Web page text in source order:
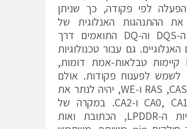
לפי פקודה, כך שניתן
ההתנהגות האנלוגית של
אותות ה-DQS וה-DQ התואמים דרך
האנלוגיים. גם עבור טכנולוגיות
LPDDR קיימות טבלאות-אמת דומות,
לשמש לפענוח פקודות. אולם
במקום RAS ,CAS ו-WE, יהיה לנתר את
קווי ה-CA0, CA1 ו-CA2. במקרה של
טכנולוגיות ה-LPDDR, הכתובת ואות